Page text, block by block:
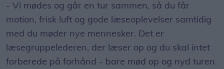
- Vi mødes og går en tur sammen, så du får
motion, frisk luft og gode læseoplevelser samtidig
med du møder nye mennesker. Det er
læsegruppelederen, der læser op og du skal intet
forberede på forhånd - bare mød op og nyd turen.